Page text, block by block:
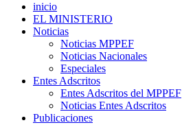
inicio
EL MINISTERIO
Noticias
Noticias MPPEF
Noticias Nacionales
Especiales
Entes Adscritos
Entes Adscritos del MPPEF
Noticias Entes Adscritos
Publicaciones